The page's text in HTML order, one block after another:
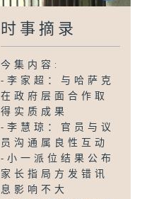
时事摘录
今集内容:
-李家超：与哈萨克
在政府层面合作取
得实质成果
-李慧琼：官员与议
员沟通属良性互动
-小一派位结果公布
家长指局方发错讯
息影响不大